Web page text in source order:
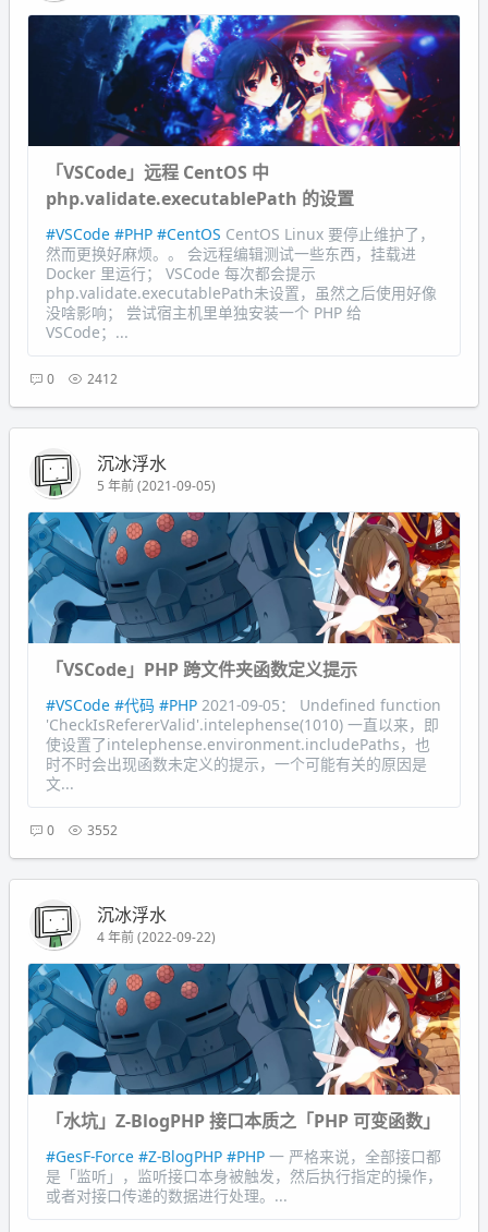
「VSCode」远程 CentOS 中
php.validate.executablePath 的设置
#VSCode #PHP #CentOS CentOS Linux 要停止维护了，
然而更换好麻烦。。 会远程编辑测试一些东西，挂载进
Docker 里运行； VSCode 每次都会提示
php.validate.executablePath未设置，虽然之后使用好像
没啥影响； 尝试宿主机里单独安装一个 PHP 给
VSCode；...
0 2412
沉冰浮水
5 年前 (2021-09-05)
「VSCode」PHP 跨文件夹函数定义提示
#VSCode #代码 #PHP 2021-09-05： Undefined function
'CheckIsRefererValid'.intelephense(1010) 一直以来，即
使设置了intelephense.environment.includePaths，也
时不时会出现函数未定义的提示，一个可能有关的原因是
文...
0 3552
沉冰浮水
4 年前 (2022-09-22)
「水坑」Z-BlogPHP 接口本质之「PHP 可变函数」
#GesF-Force #Z-BlogPHP #PHP 一 严格来说，全部接口都
是「监听」，监听接口本身被触发，然后执行指定的操作，
或者对接口传递的数据进行处理。...